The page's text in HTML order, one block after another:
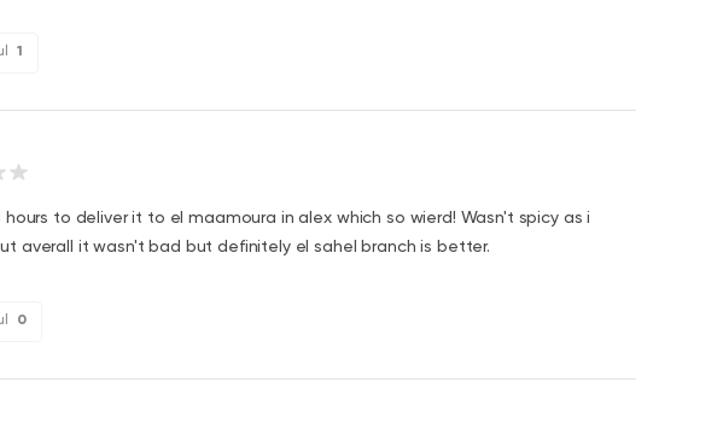
1
hours to deliver it to el maamoura in alex which so wierd! Wasn't spicy as i
averall it wasn't bad but definitely el sahel branch is better.
0